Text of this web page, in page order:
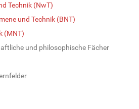
Technik (NwT)
und Technik (BNT)
(MNT)
und philosophische Fächer